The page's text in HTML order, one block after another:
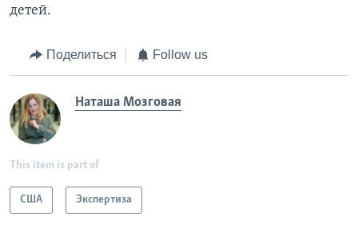
детей.
Поделиться Follow us
Наташа Мозговая
This item is part of
США Экспертиза